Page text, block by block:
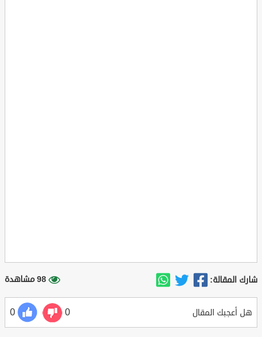
شارك المقالة: 98 مشاهدة
هل أعجبك المقال 0
0